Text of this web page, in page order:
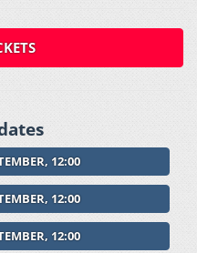
12:00
12:00
12:00